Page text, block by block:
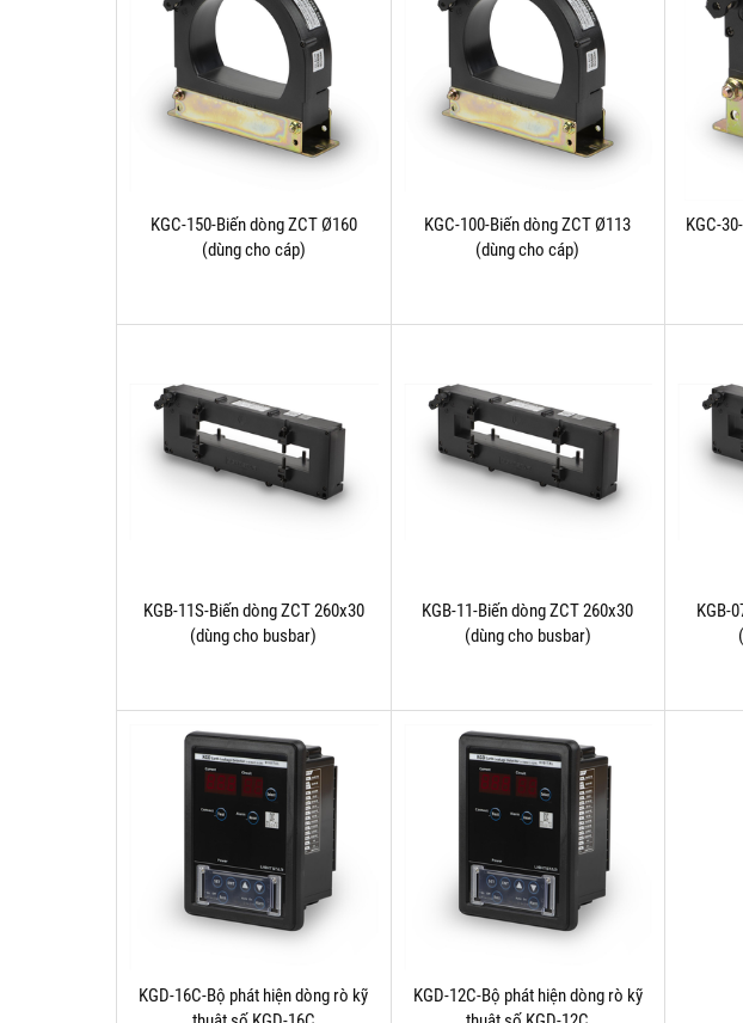
KGC-150-Biến dòng ZCT Ø160
(dùng cho cáp)
KGC-100-Biến dòng ZCT Ø113
(dùng cho cáp)
KGC-
KGB-11S-Biến dòng ZCT 260x30
(dùng cho busbar)
KGB-11-Biến dòng ZCT 260x30
(dùng cho busbar)
KGB-
KGD-16C-Bộ phát hiện dòng rò kỹ
KGD-12C-Bộ phát hiện dòng rò kỹ